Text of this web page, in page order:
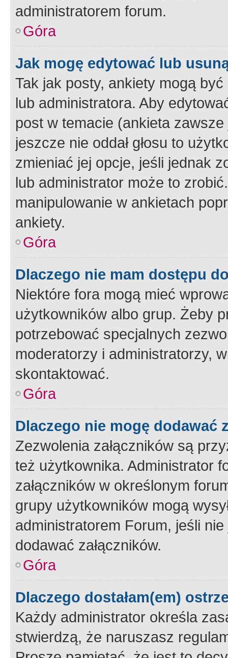
administratorem forum.
Góra
Jak mogę edytować lub
Tak jak posty, ankiety mogą
lub administratora. Aby
post w temacie (ankieta
jeszcze nie oddał głosu to
zmieniać jej opcje, jeśli jednak
lub administrator może to
manipulowanie w ankietach
ankiety.
Góra
Dlaczego nie mam dostępu
Niektóre fora mogą mieć
użytkowników albo grup. Żeby
potrzebować specjalnych
moderatorzy i administratorzy,
skontaktować.
Góra
Dlaczego nie mogę dodawać
Zezwolenia załączników są
też użytkownika. Administrator
załączników w określonym
grupy użytkowników mogą
administratorem Forum, jeśli
dodawać załączników.
Góra
Dlaczego dostałam(em)
Każdy administrator określa
stwierdzą, że naruszasz